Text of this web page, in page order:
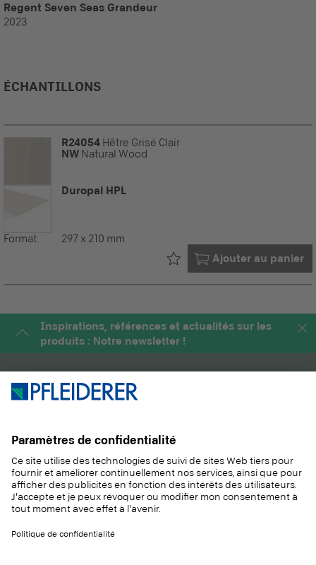
Regent Seven Seas Grandeur
2023
ÉCHANTILLONS
R24054 Hêtre Grisé Clair
NW Natural Wood
Duropal HPL
Format: 297 x 210 mm
Ajouter au panier
Déjà dans votre
Inspirations, références et actualités sur les
produits : Notre newsletter !
PRODUITS
SOLUTIONS
DURABILITÉ
MAGAZINE
INFORMATIONS
CONTACT